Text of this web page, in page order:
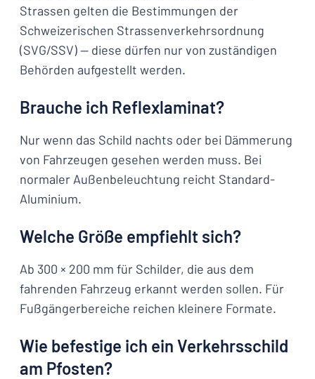
Strassen gelten die Bestimmungen der
Schweizerischen Strassenverkehrsordnung
(SVG/SSV) — diese dürfen nur von zuständigen
Behörden aufgestellt werden.
Brauche ich Reflexlaminat?
Nur wenn das Schild nachts oder bei Dämmerung
von Fahrzeugen gesehen werden muss. Bei
normaler Außenbeleuchtung reicht Standard-
Aluminium.
Welche Größe empfiehlt sich?
Ab 300 × 200 mm für Schilder, die aus dem
fahrenden Fahrzeug erkannt werden sollen. Für
Fußgängerbereiche reichen kleinere Formate.
Wie befestige ich ein Verkehrsschild
am Pfosten?